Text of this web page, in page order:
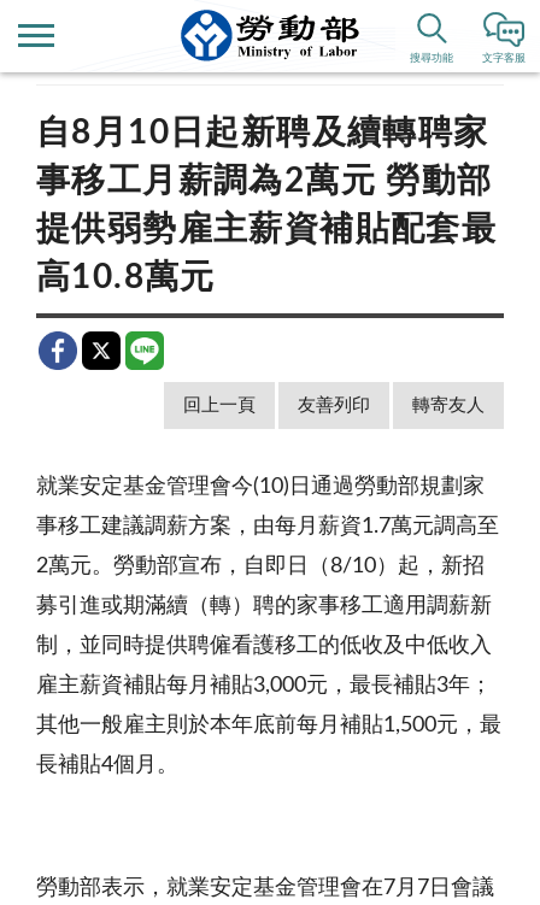
文字客服
搜尋功能
新聞公告 歷史新聞
自8月10日起新聘及續轉聘家
事移工月薪調為2萬元 勞動部
提供弱勢雇主薪資補貼配套最
高10.8萬元
回上一頁 友善列印 轉寄友人
就業安定基金管理會今(10)日通過勞動部規劃家
事移工建議調薪方案，由每月薪資1.7萬元調高至
2萬元。勞動部宣布，自即日（8/10）起，新招
募引進或期滿續（轉）聘的家事移工適用調薪新
制，並同時提供聘僱看護移工的低收及中低收入
雇主薪資補貼每月補貼3,000元，最長補貼3年；
其他一般雇主則於本年底前每月補貼1,500元，最
長補貼4個月。
勞動部表示，就業安定基金管理會在7月7日會議